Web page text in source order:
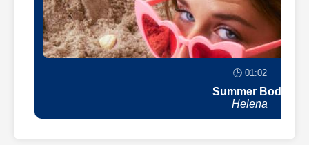
🕒 01:02
Summer Body
Helena